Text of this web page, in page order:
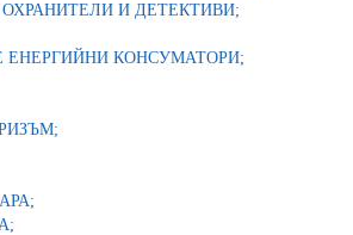
И ДЕТЕКТИВИ;
ЕНЕРГИЙНИ КОНСУМАТОРИ;